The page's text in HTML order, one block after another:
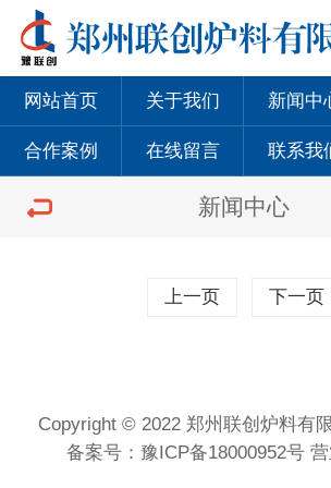
网站首页 关于我们 新闻中
合作案例 在线留言 联系我
新闻中心
上一页 下一页
Copyright © 2022 郑州联创炉料有
备案号： 豫ICP备18000952号